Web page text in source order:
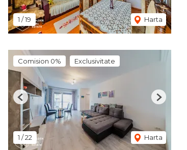
1 /19 Harta
Comision 0% Exclusivitate
1 /22 Harta
Previous Next